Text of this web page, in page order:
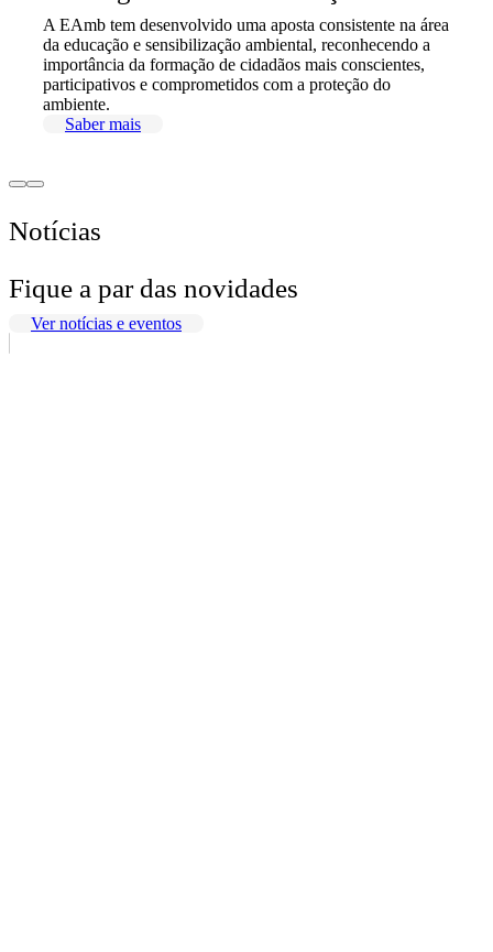
A EAmb tem desenvolvido uma aposta consistente na área
da educação e sensibilização ambiental, reconhecendo a
importância da formação de cidadãos mais conscientes,
participativos e comprometidos com a proteção do
ambiente.
Saber mais
Notícias
Fique a par das novidades
Ver notícias e eventos